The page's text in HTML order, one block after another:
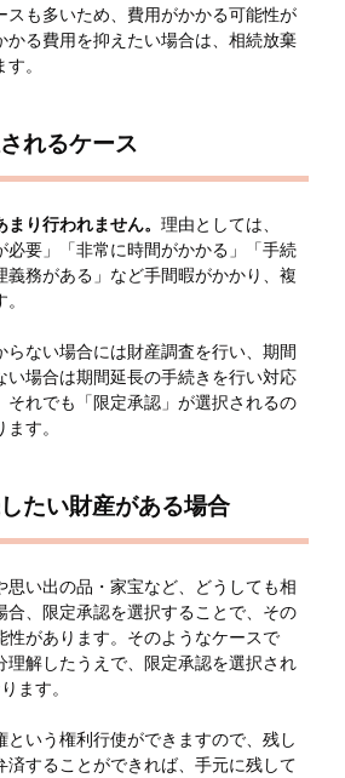
スも多いため、費用がかかる可能性が
かる費用を抑えたい場合は、相続放棄
。
れるケース
り行われません。 理由としては、
必要」「非常に時間がかかる」「手続
義務がある」など手間暇がかかり、複
らない場合には財産調査を行い、期間
い場合は期間延長の手続きを行い対応
それでも「限定承認」が選択されるの
す。
たい財産がある場合
思い出の品・家宝など、どうしても相
合、限定承認を選択することで、その
性があります。そのようなケースで
理解したうえで、限定承認を選択され
ます。
という権利行使ができますので、残し
済することができれば、手元に残して